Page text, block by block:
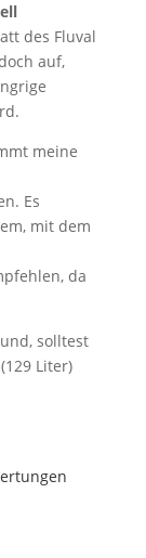
des Fluval
auf,
meine
Es
mit dem
da
solltest
Liter)